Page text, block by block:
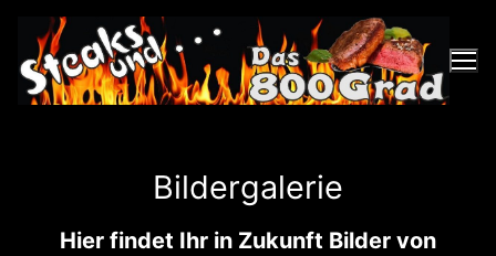
Inhalt
springen
Bildergalerie
Hier findet Ihr in Zukunft Bilder von